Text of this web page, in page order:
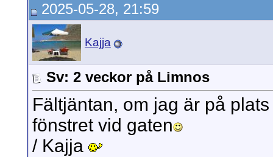
2025-05-28, 21:59
Kajja
Sv: 2 veckor på Limnos
Fältjäntan, om jag är på
fönstret vid gaten
/ Kajja